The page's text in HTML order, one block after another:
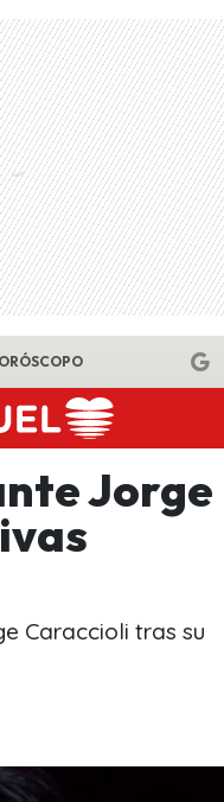
Jorge
Caraccioli tras su